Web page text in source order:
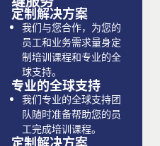
定制解决方案
我们与您合作，为您的
员工和业务需求量身定
制培训课程和专业的全
球支持。
专业的全球支持
我们专业的全球支持团
队随时准备帮助您的员
工完成培训课程。